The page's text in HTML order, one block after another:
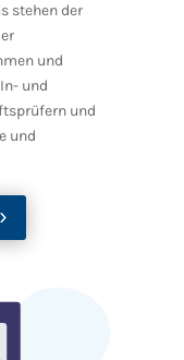
stehen der
und
und
und
und